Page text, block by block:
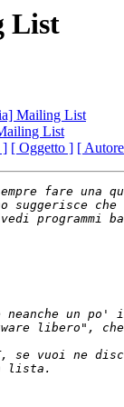
List
Mailing List
List
] [ Oggetto ] [